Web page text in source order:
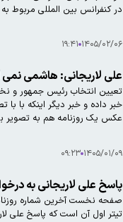
در کنفرانس بین المللی مربوط
۱۴۰۵/۰۲/۰۶ ۱۹:۴۱
علی لاریجانی: هاشمی نمی
عکس یک روزنامه هم‌ به تصویر
۱۴۰۵/۰۱/۰۹ ۰۹:۲۳
پاسخ علی لاریجانی به
تیتر اول آن است که پاسخ علی